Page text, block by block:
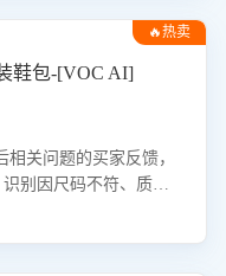
🔥热卖
鞋包-[VOC AI]
关问题的买家反馈，
别因尺码不符、质量
售额的显著提升。